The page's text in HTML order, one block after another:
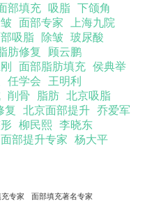
部填充 吸脂
下颌角
面部专家
上海九院
吸脂 除皱
玻尿酸
肪修复
顾云鹏
面部脂肪填充
侯典举
任学会
王明利
削骨 脂肪
北京吸脂
复 北京面部提升
乔爱军
柳民熙
李晓东
面部提升专家 杨大平
专家 面部填充著名专家